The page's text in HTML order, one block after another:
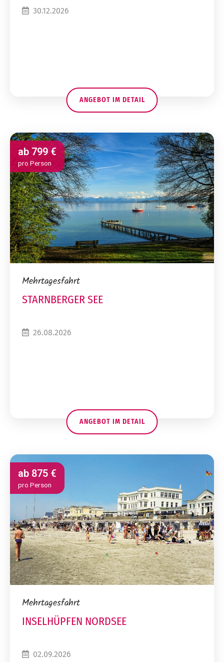
30.12.2026
ANGEBOT IM DETAIL
ab799 €
pro Person
Mehrtagesfahrt
STARNBERGER SEE
26.08.2026
ANGEBOT IM DETAIL
ab 875 €
pro Person
Mehrtagesfahrt
INSELHÜPFEN NORDSEE
02.09.2026